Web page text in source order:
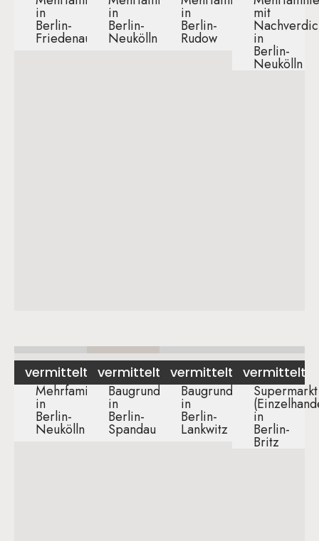
in
Berlin-
Friedenau​
in
Berlin-
Neukölln​
in
Berlin-
Rudow​
mit
in
Berlin-
Neukölln​
vermittelt
Mehrfamilienhaus
in
Berlin-
Neukölln​
vermittelt
Baugrundstück
in
Berlin-
Spandau​
vermittelt
Baugrundstück
in
Berlin-
Lankwitz​
vermittelt
Supermarkt
in
Berlin-
Britz​